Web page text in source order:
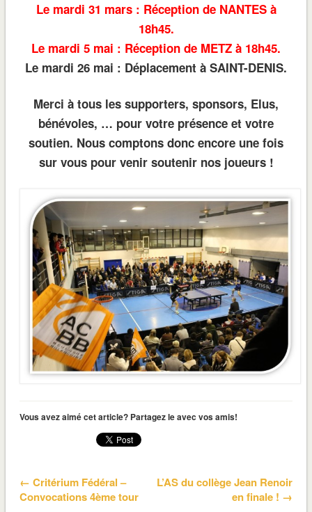
Le mardi 31 mars : Réception de NANTES à
18h45.
Le mardi 5 mai : Réception de METZ à 18h45.
Le mardi 26 mai : Déplacement à SAINT-DENIS.
Merci à tous les supporters, sponsors, Elus,
bénévoles, … pour votre présence et votre
soutien. Nous comptons donc encore une fois
sur vous pour venir soutenir nos joueurs !
Vous avez aimé cet article? Partagez le avec vos amis!
← Critérium Fédéral –
Convocations 4ème tour
L’AS du collège Jean Renoir
en finale ! →